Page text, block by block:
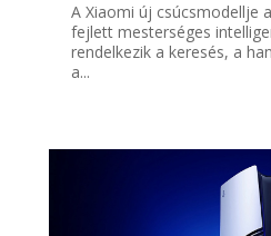
A Xiaomi új csúcsmodellje
fejlett mesterséges
rendelkezik a keresés, a
a...